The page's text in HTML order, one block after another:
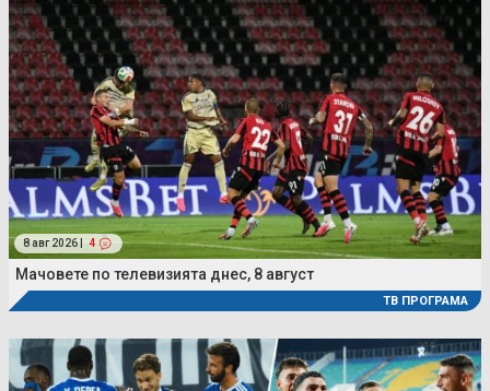
8 авг 2026 | 4
Мачовете по телевизията днес, 8 август
ТВ ПРОГРАМА